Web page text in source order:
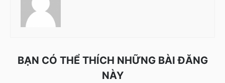
BẠN CÓ THỂ THÍCH NHỮNG BÀI ĐĂNG
NÀY